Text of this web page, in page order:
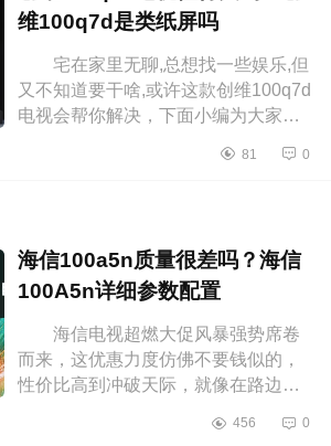
维100q7d是类纸屏吗
宅在家里无聊,总想找一些娱乐,但
又不知道要干啥,或许这款创维100q7d
电视会帮你解决，下面小编为大家介
100q7d是类纸屏吗 创维100q7...
81 0
海信100a5n质量很差吗？海信
100A5n详细参数配置
海信电视超燃大促风暴强势席卷
而来，这优惠力度仿佛不要钱似的，
性价比高到冲破天际，就像在路边捡
小编为大家介绍下海信100a5n质量
456 0